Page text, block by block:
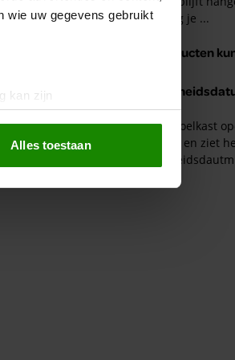
wie uw gegevens gebruikt
kan zijn
te bieden en om ons
partners voor social
Alles toestaan